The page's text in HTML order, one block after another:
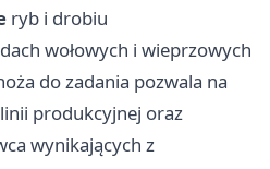
ryb i drobiu
wołowych i wieprzowych
do zadania pozwala na
produkcyjnej oraz
wynikających z